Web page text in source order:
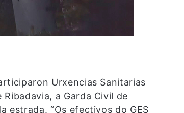
Urxencias Sanitarias
a Garda Civil de
estrada. “Os efectivos do GES